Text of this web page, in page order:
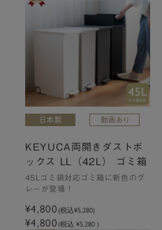
KEYUCA両開きダストボ
ックス LL（42L） ゴミ箱
45Lゴミ袋対応ゴミ箱に新色のグ
レーが登場！
¥4,800(税込¥5,280)
¥4,800(税込 ¥5,280 )